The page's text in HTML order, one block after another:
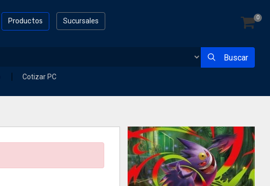
Sucursales
Productos 0
Buscar
Cotizar PC